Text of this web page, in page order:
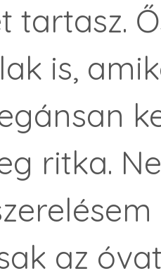
tartasz.
is,
ritka.
az